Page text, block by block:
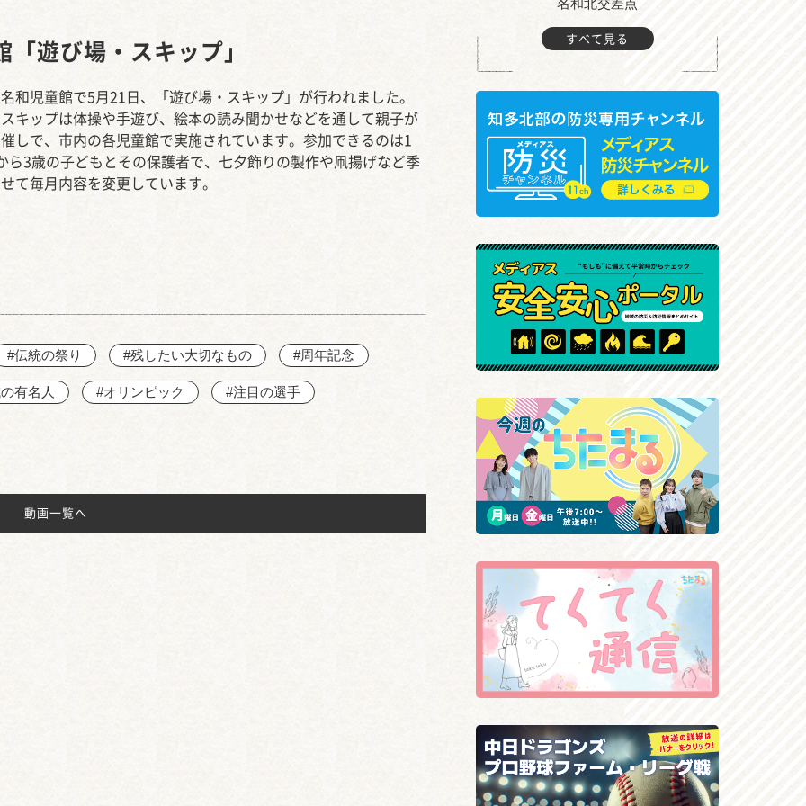
「遊び場・スキップ」
和児童館で5月21日、「遊び場・スキップ」が行われました。
キップは体操や手遊び、絵本の読み聞かせなどを通して親子が
しで、市内の各児童館で実施されています。参加できるのは1
ら3歳の子どもとその保護者で、七夕飾りの製作や凧揚げなど季
て毎月内容を変更しています。
#伝統の祭り #残したい大切なもの #周年記念
有名人 #オリンピック #注目の選手
動画一覧へ
名和北交差点
すべて見る